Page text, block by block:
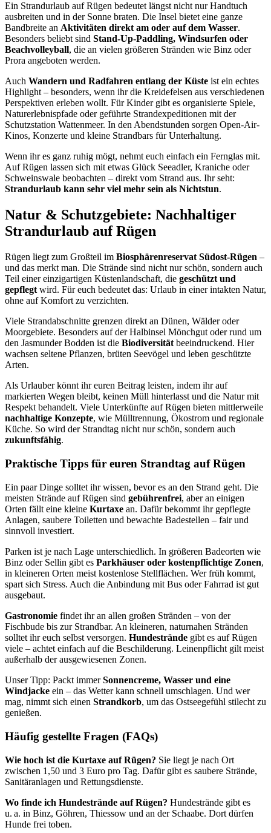
Ein Strandurlaub auf Rügen bedeutet längst nicht nur Handtuch
ausbreiten und in der Sonne braten. Die Insel bietet eine ganze
Bandbreite an Aktivitäten direkt am oder auf dem Wasser.
Besonders beliebt sind Stand-Up-Paddling, Windsurfen oder
Beachvolleyball, die an vielen größeren Stränden wie Binz oder
Prora angeboten werden.
Auch Wandern und Radfahren entlang der Küste ist ein echtes
Highlight – besonders, wenn ihr die Kreidefelsen aus verschiedenen
Perspektiven erleben wollt. Für Kinder gibt es organisierte Spiele,
Naturerlebnispfade oder geführte Strandexpeditionen mit der
Schutzstation Wattenmeer. In den Abendstunden sorgen Open-Air-
Kinos, Konzerte und kleine Strandbars für Unterhaltung.
Wenn ihr es ganz ruhig mögt, nehmt euch einfach ein Fernglas mit.
Auf Rügen lassen sich mit etwas Glück Seeadler, Kraniche oder
Schweinswale beobachten – direkt vom Strand aus. Ihr seht:
Strandurlaub kann sehr viel mehr sein als Nichtstun.
Natur & Schutzgebiete: Nachhaltiger
Strandurlaub auf Rügen
Rügen liegt zum Großteil im Biosphärenreservat Südost-Rügen –
und das merkt man. Die Strände sind nicht nur schön, sondern auch
Teil einer einzigartigen Küstenlandschaft, die geschützt und
gepflegt wird. Für euch bedeutet das: Urlaub in einer intakten Natur,
ohne auf Komfort zu verzichten.
Viele Strandabschnitte grenzen direkt an Dünen, Wälder oder
Moorgebiete. Besonders auf der Halbinsel Mönchgut oder rund um
den Jasmunder Bodden ist die Biodiversität beeindruckend. Hier
wachsen seltene Pflanzen, brüten Seevögel und leben geschützte
Arten.
Als Urlauber könnt ihr euren Beitrag leisten, indem ihr auf
markierten Wegen bleibt, keinen Müll hinterlasst und die Natur mit
Respekt behandelt. Viele Unterkünfte auf Rügen bieten mittlerweile
nachhaltige Konzepte, wie Mülltrennung, Ökostrom und regionale
Küche. So wird der Strandtag nicht nur schön, sondern auch
zukunftsfähig.
Praktische Tipps für euren Strandtag auf Rügen
Ein paar Dinge solltet ihr wissen, bevor es an den Strand geht. Die
meisten Strände auf Rügen sind gebührenfrei, aber an einigen
Orten fällt eine kleine Kurtaxe an. Dafür bekommt ihr gepflegte
Anlagen, saubere Toiletten und bewachte Badestellen – fair und
sinnvoll investiert.
Parken ist je nach Lage unterschiedlich. In größeren Badeorten wie
Binz oder Sellin gibt es Parkhäuser oder kostenpflichtige Zonen,
in kleineren Orten meist kostenlose Stellflächen. Wer früh kommt,
spart sich Stress. Auch die Anbindung mit Bus oder Fahrrad ist gut
ausgebaut.
Gastronomie findet ihr an allen großen Stränden – von der
Fischbude bis zur Strandbar. An kleineren, naturnahen Stränden
solltet ihr euch selbst versorgen. Hundestrände gibt es auf Rügen
viele – achtet einfach auf die Beschilderung. Leinenpflicht gilt meist
außerhalb der ausgewiesenen Zonen.
Unser Tipp: Packt immerSonnencreme, Wasser und eine
Windjacke ein – das Wetter kann schnell umschlagen. Und wer
mag, nimmt sich einen Strandkorb, um das Ostseegefühl stilecht zu
genießen.
Häufig gestellte Fragen (FAQs)
Wie hoch ist die Kurtaxe auf Rügen? Sie liegt je nach Ort
zwischen 1,50 und 3 Euro pro Tag. Dafür gibt es saubere Strände,
Sanitäranlagen und Rettungsdienste.
Wo finde ich Hundestrände auf Rügen? Hundestrände gibt es
u. a. in Binz, Göhren, Thiessow und an der Schaabe. Dort dürfen
Hunde frei toben.